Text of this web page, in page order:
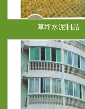
草坪水泥制品